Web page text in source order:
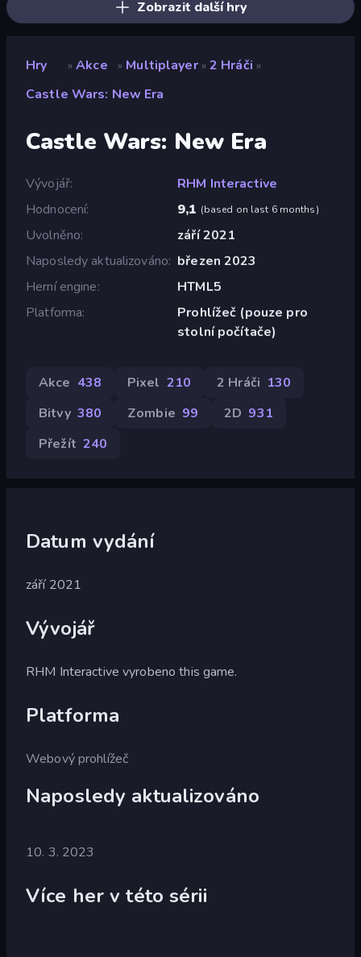
Zobrazit další hry
Hry » Akce » Multiplayer » 2 Hráči »
Castle Wars: New Era
Castle Wars: New Era
Vývojář
RHM Interactive
Hodnocení
9,1 (based on last 6 months)
Uvolněno
září 2021
Naposledy aktualizováno březen 2023
Herní engine
HTML5
Platforma
Prohlížeč (pouze pro
stolní počítače)
Akce 438 Pixel 210 2 Hráči 130
Bitvy 380 Zombie 99 2D 931
Přežít 240
Datum vydání
září 2021
Vývojář
RHM Interactive vyrobeno this game.
Platforma
Webový prohlížeč
Naposledy aktualizováno
10. 3. 2023
Více her v této sérii